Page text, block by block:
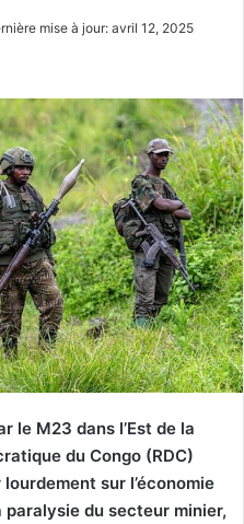
mise à jour: avril 12, 2025
le M23 dans l’Est de la
du Congo (RDC)
sur l’économie
paralysie du secteur minier,